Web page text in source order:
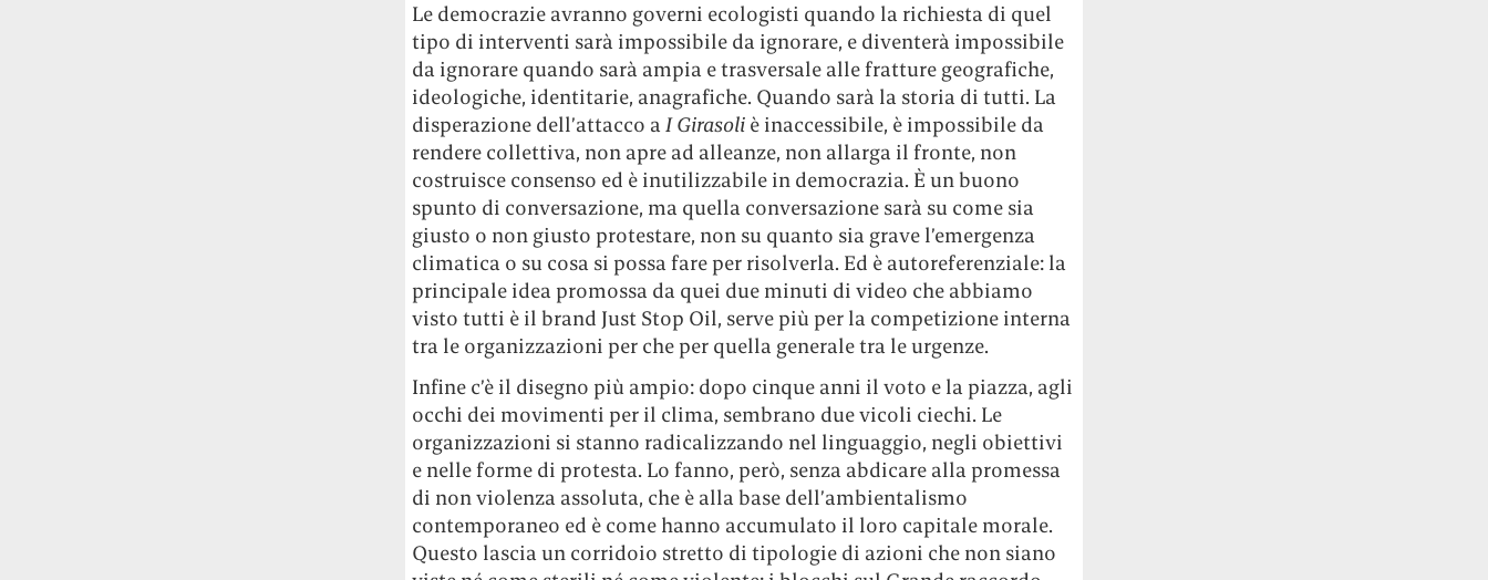
Le democrazie avranno governi ecologisti quando la richiesta di quel
tipo di interventi sarà impossibile da ignorare, e diventerà impossibile
da ignorare quando sarà ampia e trasversale alle fratture geografiche,
ideologiche, identitarie, anagrafiche. Quando sarà la storia di tutti. La
disperazione dell’attacco a I Girasoli è inaccessibile, è impossibile da
rendere collettiva, non apre ad alleanze, non allarga il fronte, non
costruisce consenso ed è inutilizzabile in democrazia. È un buono
spunto di conversazione, ma quella conversazione sarà su come sia
giusto o non giusto protestare, non su quanto sia grave l’emergenza
climatica o su cosa si possa fare per risolverla. Ed è autoreferenziale: la
principale idea promossa da quei due minuti di video che abbiamo
visto tutti è il brand Just Stop Oil, serve più per la competizione interna
tra le organizzazioni per che per quella generale tra le urgenze.
Infine c’è il disegno più ampio: dopo cinque anni il voto e la piazza, agli
occhi dei movimenti per il clima, sembrano due vicoli ciechi. Le
organizzazioni si stanno radicalizzando nel linguaggio, negli obiettivi
e nelle forme di protesta. Lo fanno, però, senza abdicare alla promessa
di non violenza assoluta, che è alla base dell’ambientalismo
contemporaneo ed è come hanno accumulato il loro capitale morale.
Questo lascia un corridoio stretto di tipologie di azioni che non siano